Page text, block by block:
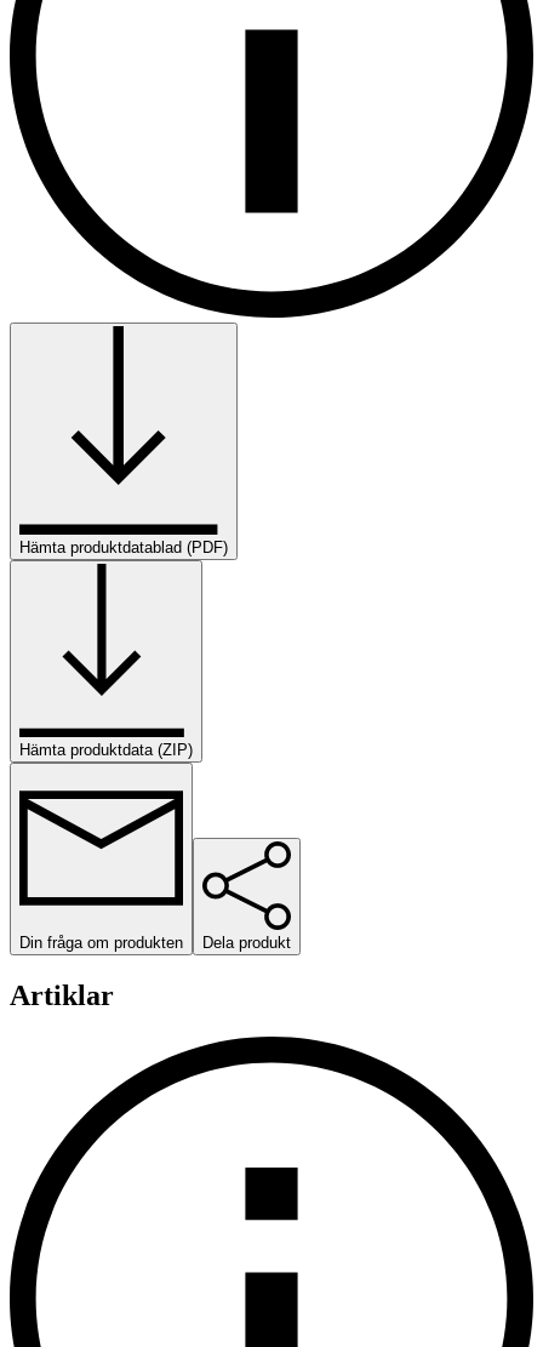
Hämta produktdatablad (PDF)
Hämta produktdata (ZIP)
Din fråga om produkten Dela produkt
Artiklar